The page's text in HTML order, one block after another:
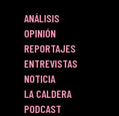
ANÁLISIS
OPINIÓN
REPORTAJES
ENTREVISTAS
NOTICIA
LA CALDERA
PODCAST